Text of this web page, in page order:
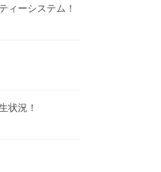
ィーシステム！
状況！